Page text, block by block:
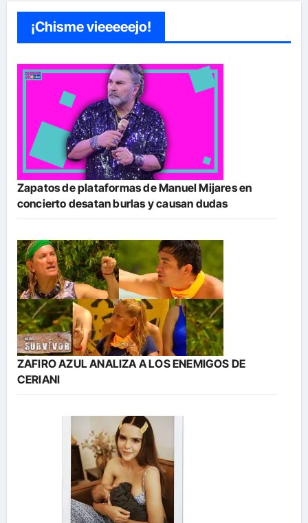
¡Chisme vieeeeejo!
Zapatos de plataformas de Manuel Mijares en
concierto desatan burlas y causan dudas
ZAFIRO AZUL ANALIZA A LOS ENEMIGOS DE
CERIANI